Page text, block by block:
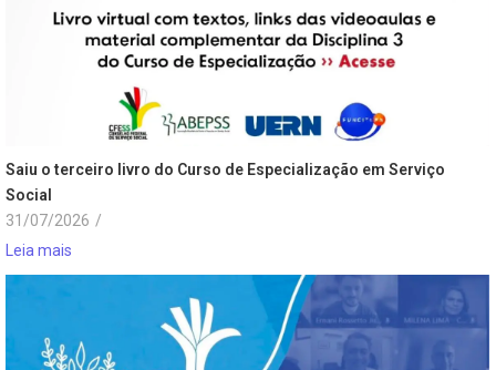
Saiu o terceiro livro do Curso de Especialização em Serviço
Social
31/07/2026 /
Leia mais